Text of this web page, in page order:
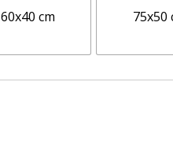
60x40 cm 75x50